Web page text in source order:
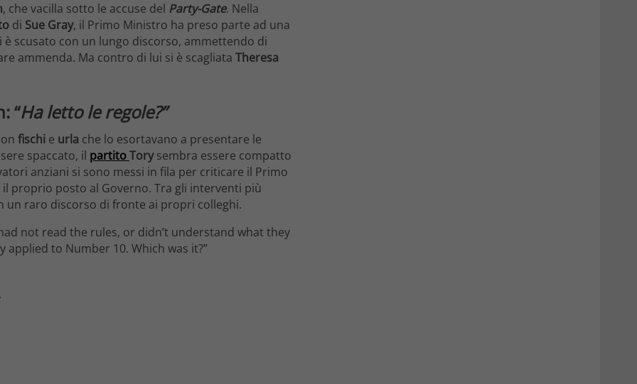
, che vacilla sotto le accuse del Party-Gate. Nella
di Sue Gray, il Primo Ministro ha preso parte ad una
è scusato con un lungo discorso, ammettendo di
ammenda. Ma contro di lui si è scagliata Theresa
“Ha letto le regole?”
fischi e urla che lo esortavano a presentare le
spaccato, il partitoTorysembra essere compatto
anziani si sono messi in fila per criticare il Primo
proprio posto al Governo. Tra gli interventi più
un raro discorso di fronte ai propri colleghi.
not read the rules, or didn’t understand what they
to Number 10. Which was it?”